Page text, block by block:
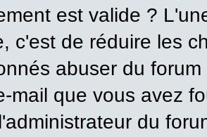
est valide ?
c'est de réduire les
abuser du
mail que vous avez
du